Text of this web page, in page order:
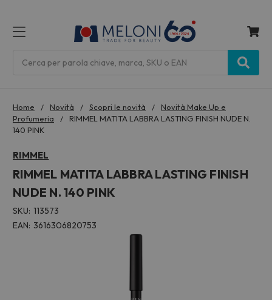
Home Novità Scopri le novità
Novità Make Up e
Profumeria
RIMMEL MATITA LABBRA LASTING FINISH NUDE N.
140 PINK
RIMMEL
RIMMEL MATITA LABBRA LASTING FINISH
NUDE N. 140 PINK
SKU: 113573
EAN: 3616306820753